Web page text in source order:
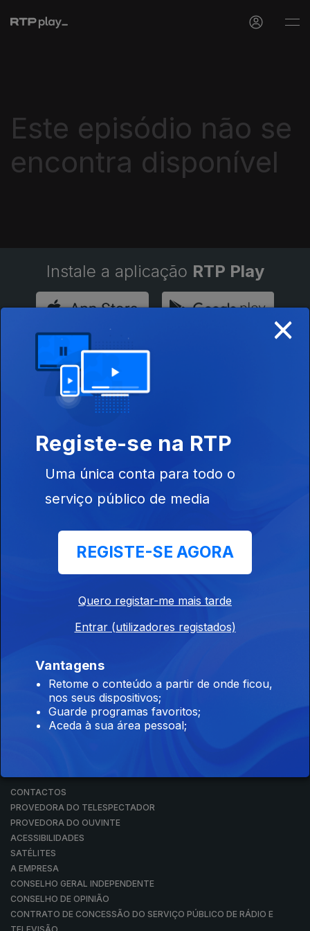
Este episódio não se
encontra disponível
Instale a aplicação RTP Play
Disponível para iOS, Android, Apple TV, Android TV e
CarPlay
RTP PLAY
EM DIRETO
REVER PROGRAMAS
CONCURSOS
CONTACTOS
PROVEDORA DO TELESPECTADOR
PROVEDORA DO OUVINTE
ACESSIBILIDADES
SATÉLITES
A EMPRESA
CONSELHO GERAL INDEPENDENTE
CONSELHO DE OPINIÃO
CONTRATO DE CONCESSÃO DO SERVIÇO PÚBLICO DE RÁDIO E
×
Registe-se na RTP
Uma única conta para todo o
serviço público de media
REGISTE-SE AGORA
Quero registar-me mais tarde
Entrar (utilizadores registados)
Vantagens
Retome o conteúdo a partir de onde ficou,
nos seus dispositivos;
Guarde programas favoritos;
Aceda à sua área pessoal;